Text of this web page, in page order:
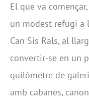
El que va
un modest refugi a
Can Sis Rals, al
convertir-se en un
quilòmetre de
amb cabanes,